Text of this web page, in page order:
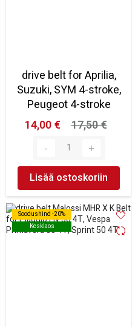
drive belt for Aprilia,
Suzuki, SYM 4-stroke,
Peugeot 4-stroke
14,00 €
17,50 €
Lisää ostoskoriin
Soodushind -20%
Kesklaos
Soodushind -20%
Kesklaos